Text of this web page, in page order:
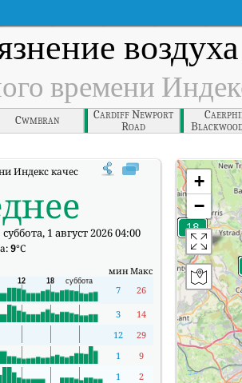
времени
Cwmbran
Cardiff Newport
Road
Индекс качества воздуха (АКИ).
1 август 2026 04:00
9°C
минМакс
7
26
3
14
12
29
1
9
1
2
+
−